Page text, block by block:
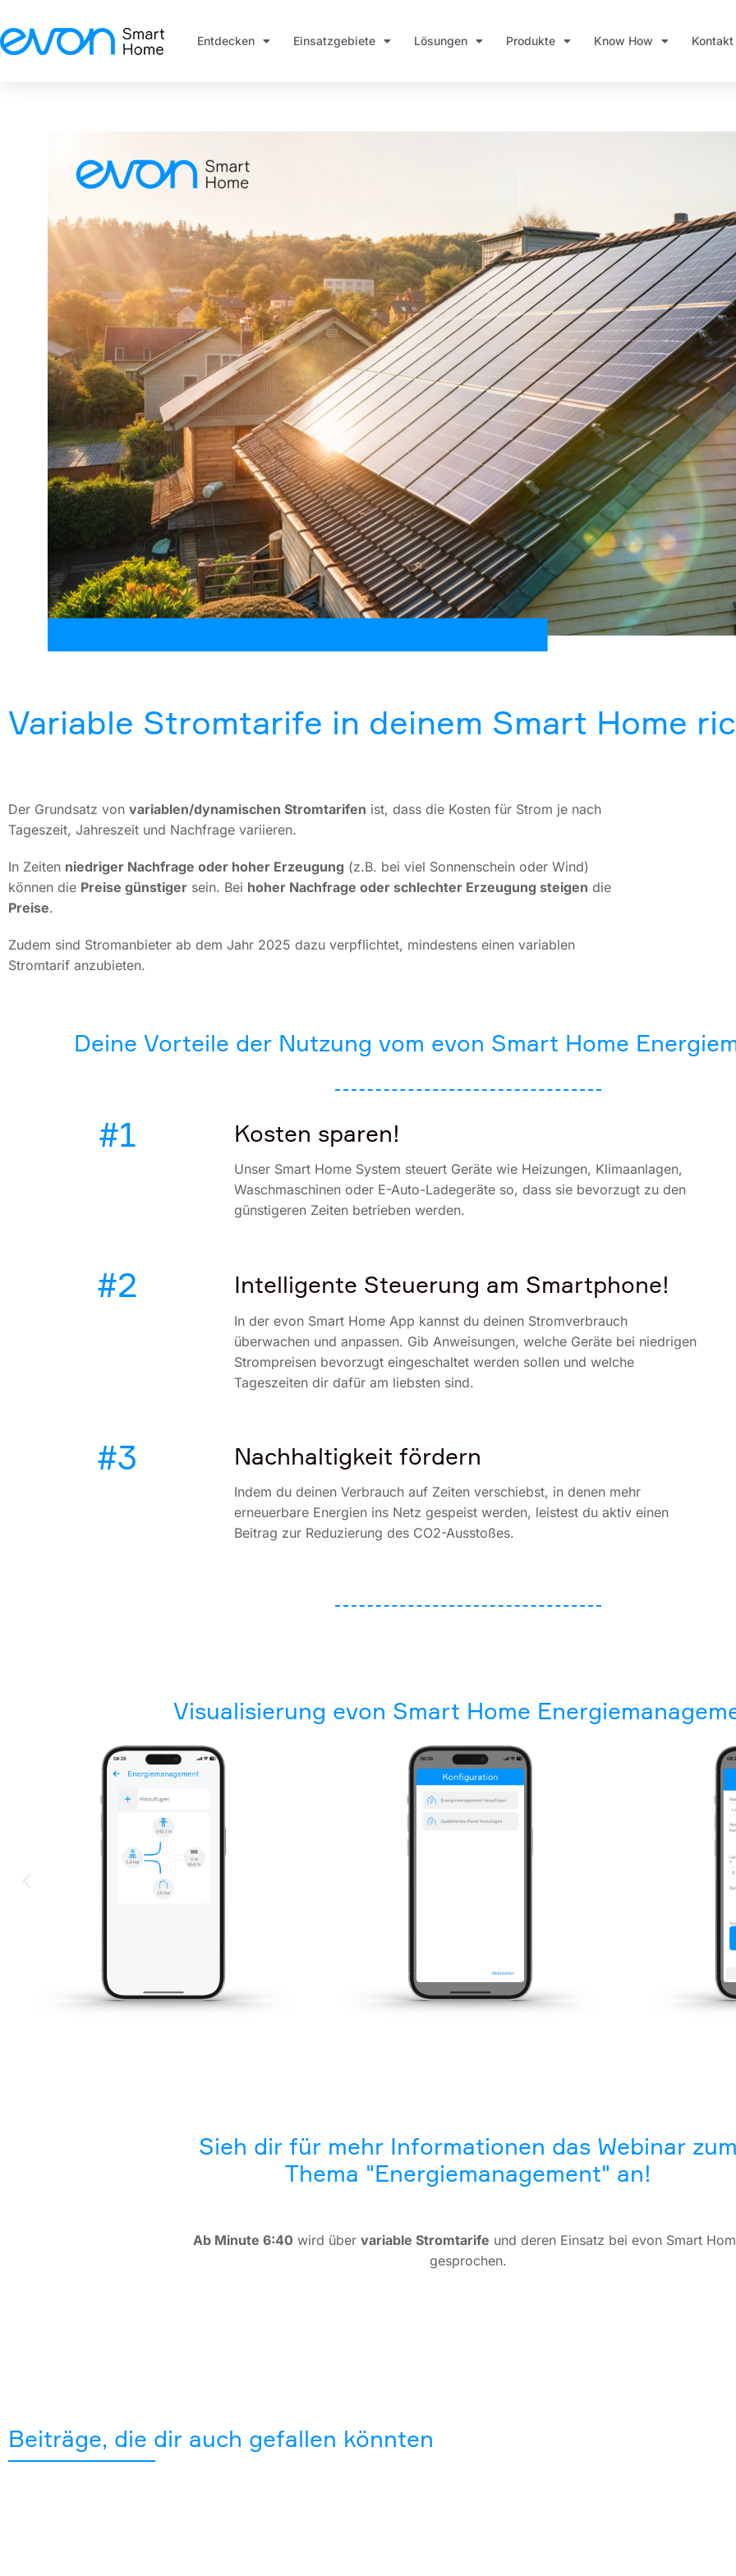
Entdecken Einsatzgebiete Lösungen Produkte Know How Kontakt
Variable Stromtarife in deinem Smart Home
Der Grundsatz von variablen/dynamischen Stromtarifen ist, dass die Kosten für Strom je nach
Tageszeit, Jahreszeit und Nachfrage variieren.
In Zeiten niedriger Nachfrage oder hoher Erzeugung (z.B. bei viel Sonnenschein oder Wind)
können die Preise günstiger sein. Bei hoher Nachfrage oder schlechter Erzeugung steigen die
Preise.
Zudem sind Stromanbieter ab dem Jahr 2025 dazu verpflichtet, mindestens einen variablen
Stromtarif anzubieten.
Deine Vorteile der Nutzung vom evon Smart Home
#1 Kosten sparen!
Unser Smart Home System steuert Geräte wie Heizungen, Klimaanlagen,
Waschmaschinen oder E-Auto-Ladegeräte so, dass sie bevorzugt zu den
günstigeren Zeiten betrieben werden.
#2 Intelligente Steuerung am Smartphone!
In der evon Smart Home App kannst du deinen Stromverbrauch
überwachen und anpassen. Gib Anweisungen, welche Geräte bei niedrigen
Strompreisen bevorzugt eingeschaltet werden sollen und welche
Tageszeiten dir dafür am liebsten sind.
#3 Nachhaltigkeit fördern
Indem du deinen Verbrauch auf Zeiten verschiebst, in denen mehr
erneuerbare Energien ins Netz gespeist werden, leistest du aktiv einen
Beitrag zur Reduzierung des CO2-Ausstoßes.
Visualisierung evon Smart Home
Sieh dir für mehr Informationen das Webinar
Thema "Energiemanagement" an!
Ab Minute 6:40 wird über variable Stromtarife und deren Einsatz bei evon Smart
gesprochen.
Beiträge, die dir auch gefallen könnten